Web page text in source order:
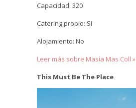
Capacidad: 320
Catering propio: Sí
Alojamiento: No
Leer más sobre Masía Mas Coll »
This Must Be The Place